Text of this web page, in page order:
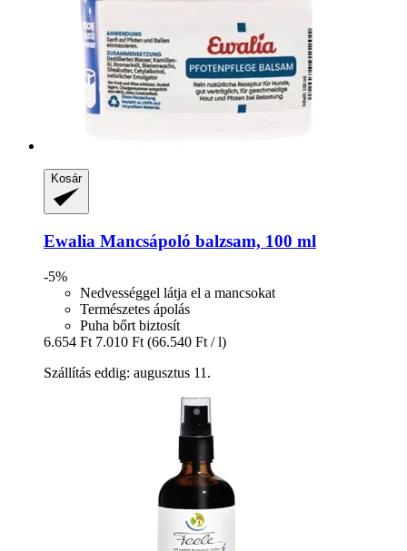
Kosár
Ewalia Mancsápoló balzsam, 100 ml
-5%
Nedvességgel látja el a mancsokat
Természetes ápolás
Puha bőrt biztosít
6.654 Ft 7.010 Ft (66.540 Ft / l)
Szállítás eddig: augusztus 11.